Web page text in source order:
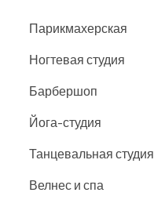
Парикмахерская
Ногтевая студия
Барбершоп
Йога-студия
Танцевальная студия
Велнес и спа